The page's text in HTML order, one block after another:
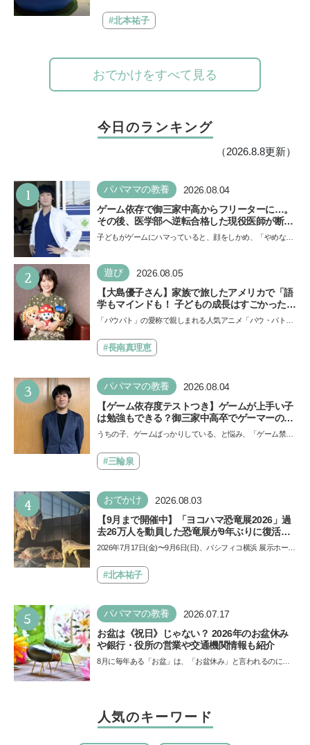
楽しめる注目イベント
#北本祐子
おでかけをすべて見る
今日のランキング
（2026.8.8更新）
1 パパママの教養 2026.08.04
ゲーム依存で御三家中高からフリーターに…。
その後、医学部へ逆転合格した現役医師が断言
「ゲームの経験が受験勉強に役立った」そう考
子どもがゲームにハマっていると、顔をしかめ、「やめなさ
い…
2 遊び 2026.08.05
【大島優子さん】家族で旅したアメリカで「語
学もマインドも！ 子どもの成長はすごかった」
声優をつとめた映画『パウ・パトロール ザ・ダ
できると子どもに知ってほしい
「パウパト」の愛称で親しまれる人気アニメ「パウ・パトロ
ザ…#長南真理恵
3 パパママの教養 2026.08.04
【ゲーム依存度テストつき】ゲームが上手い子
は勉強もできる？御三家中高卒でゲーマーの医
師・阿部智史さんが教えるゲームしながら受験
うちの子、ゲームばっかりしている、と悩み、「ゲーム禁
も…#三輪泉
4 おでかけ 2026.08.03
【9月まで開催中】「ヨコハマ恐竜展2026」過
去26万人を動員した恐竜展が9年ぶりに復活！
夏休みのおでかけで楽しむポイントを完全ガイ
2026年7月17日(金)〜9月6日(日)、パシフィコ横浜 展示ホール
催…#北本祐子
5 パパママの教養 2026.07.17
お盆は《祝日》じゃない？ 2026年のお盆休み
や銀行・役所の営業や交通機関情報も紹介
8月に毎年ある「お盆」は、「お盆休み」と言われるのに祝
人気のキーワード